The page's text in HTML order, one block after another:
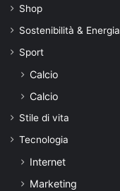
Shop
Sostenibilità & Energia
Sport
Calcio
Calcio
Stile di vita
Tecnologia
Internet
Marketing